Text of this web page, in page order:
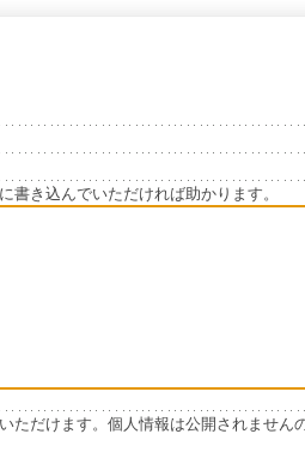
書き込んでいただければ助かります。
ただけます。個人情報は公開されません